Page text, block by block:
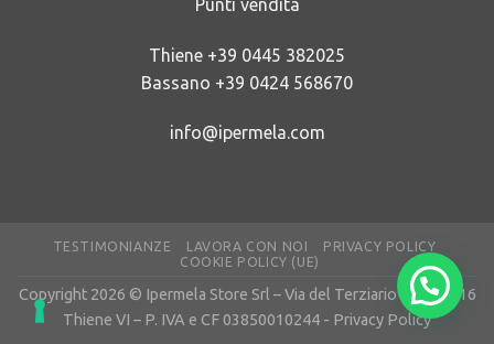
Punti vendita
Thiene +39 0445 382025
Bassano +39 0424 568670
info@ipermela.com
TESTIMONIANZE LAVORA CON NOI
PRIVACY POLICY
COOKIE POLICY (UE)
Copyright 2026 © Ipermela Store Srl – Via del Terziario 28 – 36016
Thiene VI – P. IVA e CF 03850010244 - Privacy Policy